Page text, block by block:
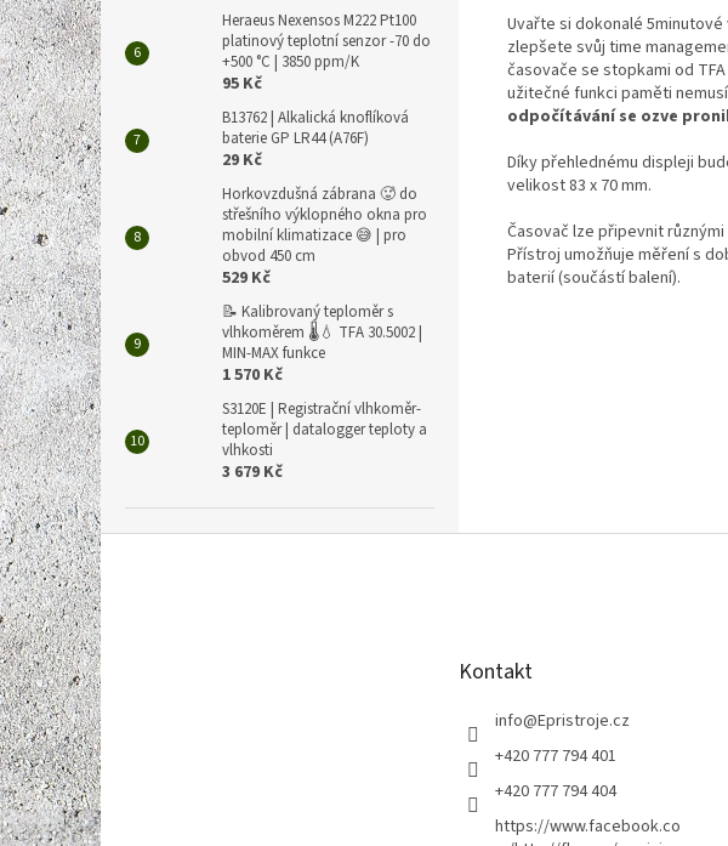
Heraeus Nexensos M222 Pt100
platinový teplotní senzor -70 do
+500 °C | 3850 ppm/K
95 Kč
B13762 | Alkalická knoflíková
baterie GP LR44 (A76F)
29 Kč
Horkovzdušná zábrana 🥵 do
střešního výklopného okna pro
mobilní klimatizace 😅 | pro
obvod 450 cm
529 Kč
📝 Kalibrovaný teploměr s
vlhkoměrem 🌡️💧 TFA 30.5002 |
MIN-MAX funkce
1 570 Kč
S3120E | Registrační vlhkoměr-
teploměr | datalogger teploty a
vlhkosti
3 679 Kč
Uvařte si dokonalé
zlepšete svůj time
časovače se stopkami od
užitečné funkci paměti
odpočítávání se ozve
Díky přehlednému displeji
velikost 83 x 70 mm.
Časovač lze připevnit
Přístroj umožňuje měření s
baterií (součástí balení).
Z
á
p
a
t
í Kontakt
info@Epristroje.cz
+420 777 794 401
+420 777 794 404
https://www.facebook.co